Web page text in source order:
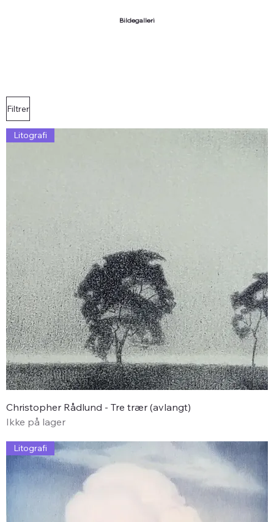
Bildegalleri
Filtrer
Litografi
Christopher Rådlund - Tre trær (avlangt)
Ikke på lager
Litografi